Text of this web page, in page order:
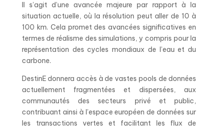
Il s’agit d’une avancée majeure par rapport à la
situation actuelle, où la résolution peut aller de 10 à
100 km. Cela promet des avancées significatives en
termes de réalisme des simulations, y compris pour la
représentation des cycles mondiaux de l’eau et du
carbone.
DestinE donnera accès à de vastes pools de données
actuellement fragmentées et dispersées, aux
communautés des secteurs privé et public,
contribuant ainsi à l’espace européen de données sur
les transactions vertes et facilitant les flux de